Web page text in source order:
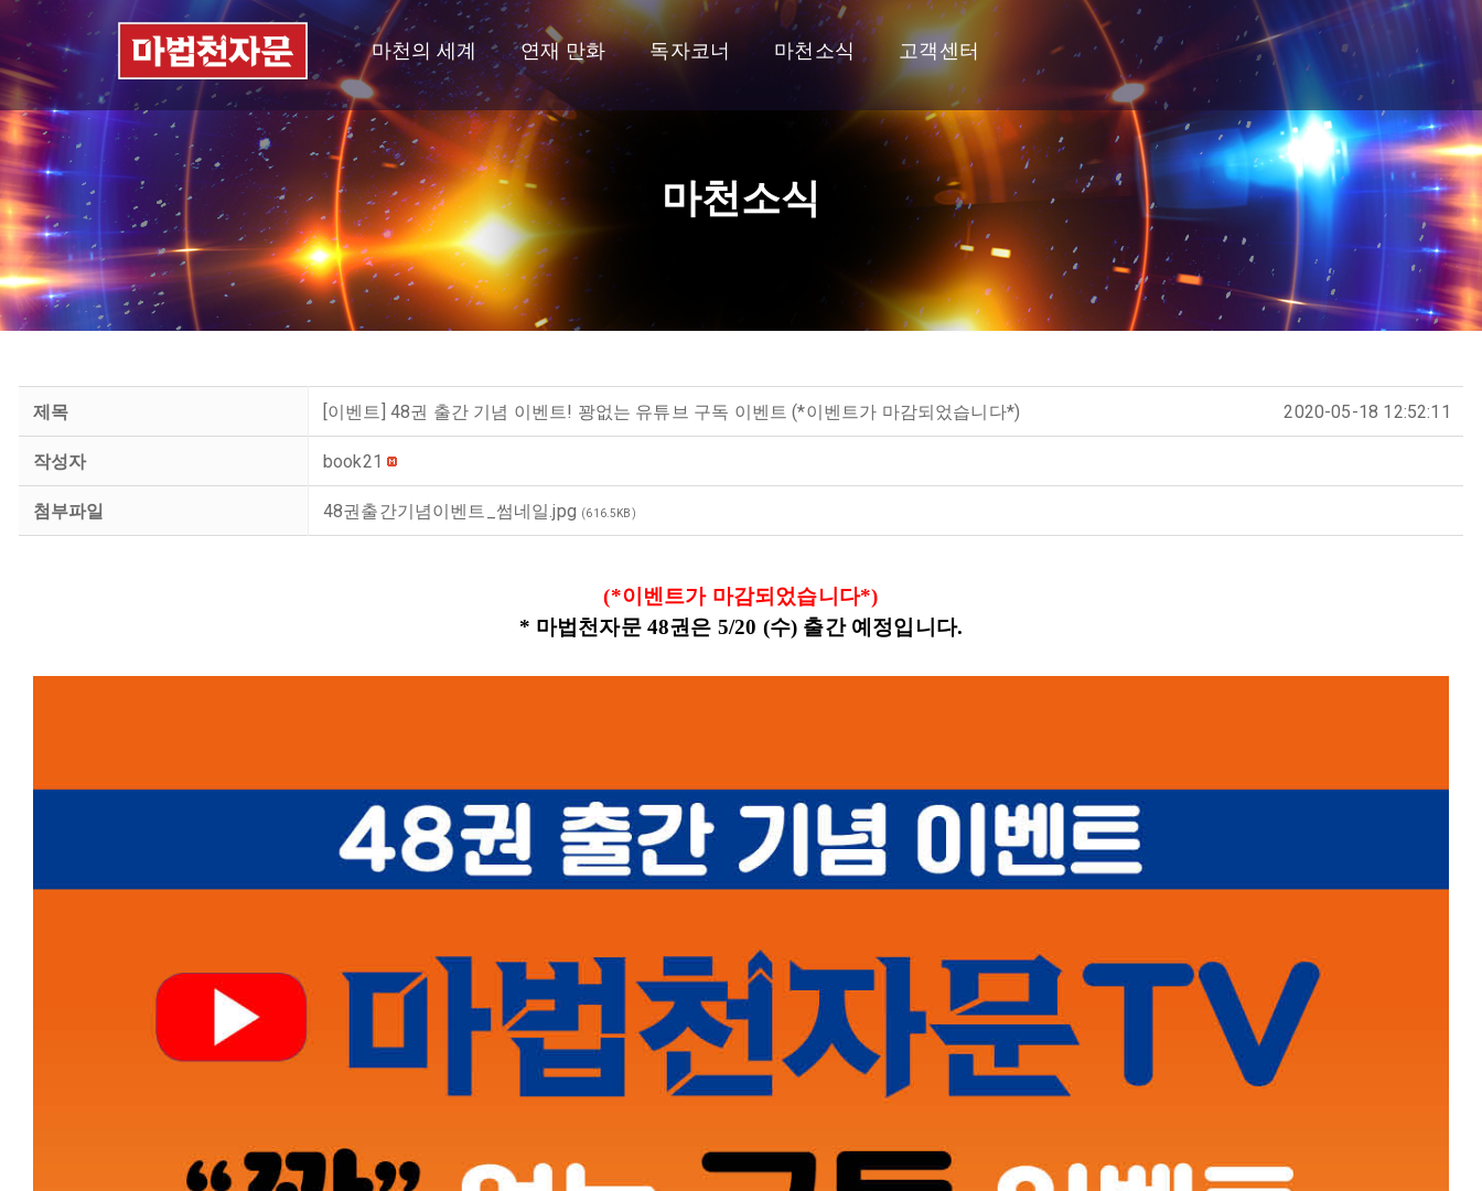
마천의 세계 연재 만화 독자코너 마천소식 고객센터
마천소식
제목 [이벤트] 48권 출간 기념 이벤트! 꽝없는 유튜브 구독 이벤트 (*이벤트가 마감되었습니다*) 2020-05-18 12:52:11
작성자 book21
첨부파일 48권출간기념이벤트_썸네일.jpg (616.5KB)
(*이벤트가 마감되었습니다*)​
* 마법천자문 48권은 5/20 (수) 출간 예정입니다.